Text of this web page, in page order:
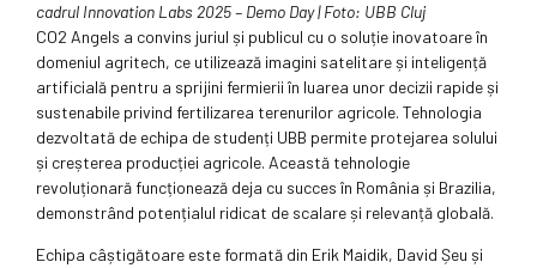
cadrul Innovation Labs 2025 – Demo Day | Foto: UBB Cluj
CO2 Angels a convins juriul și publicul cu o soluție inovatoare în
domeniul agritech, ce utilizează imagini satelitare și inteligență
artificială pentru a sprijini fermierii în luarea unor decizii rapide și
sustenabile privind fertilizarea terenurilor agricole. Tehnologia
dezvoltată de echipa de studenți UBB permite protejarea solului
și creșterea producției agricole. Această tehnologie
revoluționară funcționează deja cu succes în România și Brazilia,
demonstrând potențialul ridicat de scalare și relevanță globală.
Echipa câștigătoare este formată din Erik Maidik, David Șeu și